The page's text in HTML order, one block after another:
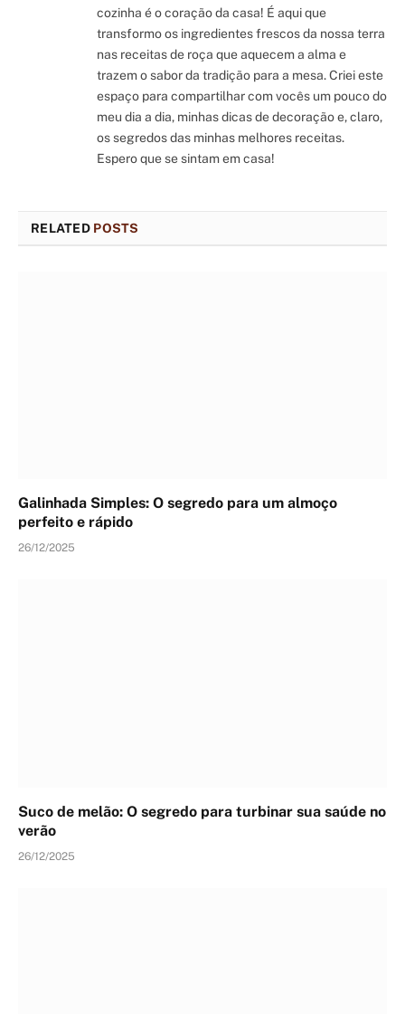
cozinha é o coração da casa! É aqui que
transformo os ingredientes frescos da nossa terra
nas receitas de roça que aquecem a alma e
trazem o sabor da tradição para a mesa. Criei este
espaço para compartilhar com vocês um pouco do
meu dia a dia, minhas dicas de decoração e, claro,
os segredos das minhas melhores receitas.
Espero que se sintam em casa!
RELATED POSTS
Galinhada Simples: O segredo para um almoço
perfeito e rápido
26/12/2025
Suco de melão: O segredo para turbinar sua saúde no
verão
26/12/2025